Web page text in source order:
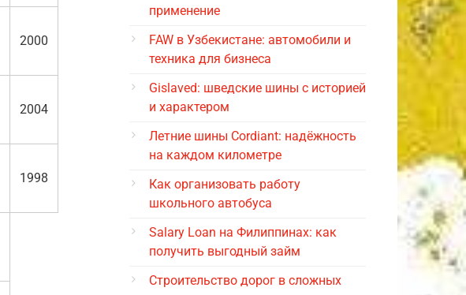
2000
2004
1998
применение
FAW в Узбекистане: автомобили и
техника для бизнеса
Gislaved: шведские шины с историей
и характером
Летние шины Cordiant: надёжность
на каждом километре
Как организовать работу
школьного автобуса
Salary Loan на Филиппинах: как
получить выгодный займ
Строительство дорог в сложных